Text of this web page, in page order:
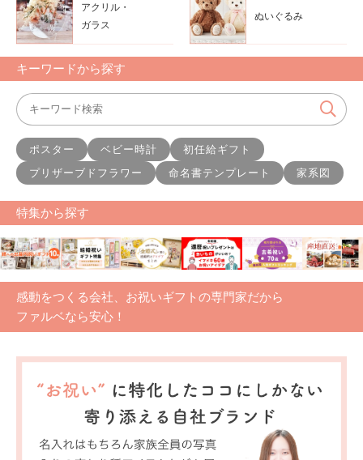
アクリル・
ガラス
ぬいぐるみ
キーワードから探す
ポスター ベビー時計
初任給ギフト
プリザーブドフラワー
命名書テンプレート 家系図
特集から探す
感動をつくる会社、お祝いギフトの専門家だから
ファルベなら安心！